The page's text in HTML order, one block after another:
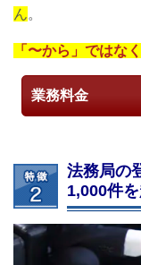
ん。
「〜から」ではな
業務料金
法務局の
1,000件